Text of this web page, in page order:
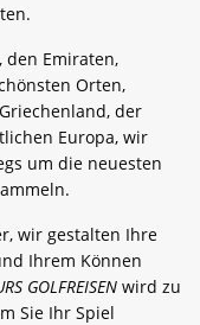
den Emiraten,
Orten,
der
Europa, wir
um die neuesten
wir gestalten Ihre
Ihrem Können
GOLFREISEN wird zu
Sie Ihr Spiel